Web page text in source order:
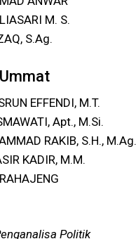
M. S.
S.Ag.
EFFENDI, M.T.
Apt., M.Si.
RAKIB, S.H., M.Ag.
KADIR, M.M.
Politik